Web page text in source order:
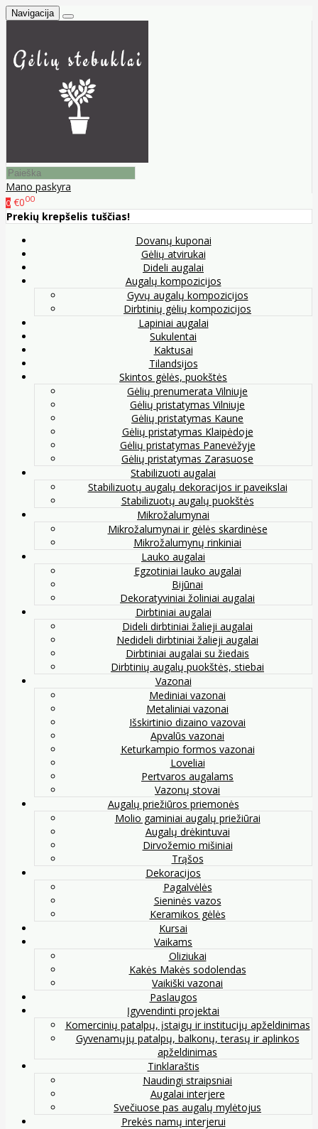
Navigacija
Mano paskyra
0 €000
Prekių krepšelis tuščias!
Dovanų kuponai
Gėlių atvirukai
Dideli augalai
Augalų kompozicijos
Gyvų augalų kompozicijos
Dirbtinių gėlių kompozicijos
Lapiniai augalai
Sukulentai
Kaktusai
Tilandsijos
Skintos gėlės, puokštės
Gėlių prenumerata Vilniuje
Gėlių pristatymas Vilniuje
Gėlių pristatymas Kaune
Gėlių pristatymas Klaipėdoje
Gėlių pristatymas Panevėžyje
Gėlių pristatymas Zarasuose
Stabilizuoti augalai
Stabilizuotų augalų dekoracijos ir paveikslai
Stabilizuotų augalų puokštės
Mikrožalumynai
Mikrožalumynai ir gėlės skardinėse
Mikrožalumynų rinkiniai
Lauko augalai
Egzotiniai lauko augalai
Bijūnai
Dekoratyviniai žoliniai augalai
Dirbtiniai augalai
Dideli dirbtiniai žalieji augalai
Nedideli dirbtiniai žalieji augalai
Dirbtiniai augalai su žiedais
Dirbtinių augalų puokštės, stiebai
Vazonai
Mediniai vazonai
Metaliniai vazonai
Išskirtinio dizaino vazovai
Apvalūs vazonai
Keturkampio formos vazonai
Loveliai
Pertvaros augalams
Vazonų stovai
Augalų priežiūros priemonės
Molio gaminiai augalų priežiūrai
Augalų drėkintuvai
Dirvožemio mišiniai
Trąšos
Dekoracijos
Pagalvėlės
Sieninės vazos
Keramikos gėlės
Kursai
Vaikams
Oliziukai
Kakės Makės sodolendas
Vaikiški vazonai
Paslaugos
Įgyvendinti projektai
Komercinių patalpų, įstaigų ir institucijų apželdinimas
Gyvenamųjų patalpų, balkonų, terasų ir aplinkos
apželdinimas
Tinklaraštis
Naudingi straipsniai
Augalai interjere
Svečiuose pas augalų mylėtojus
Prekės namų interjerui